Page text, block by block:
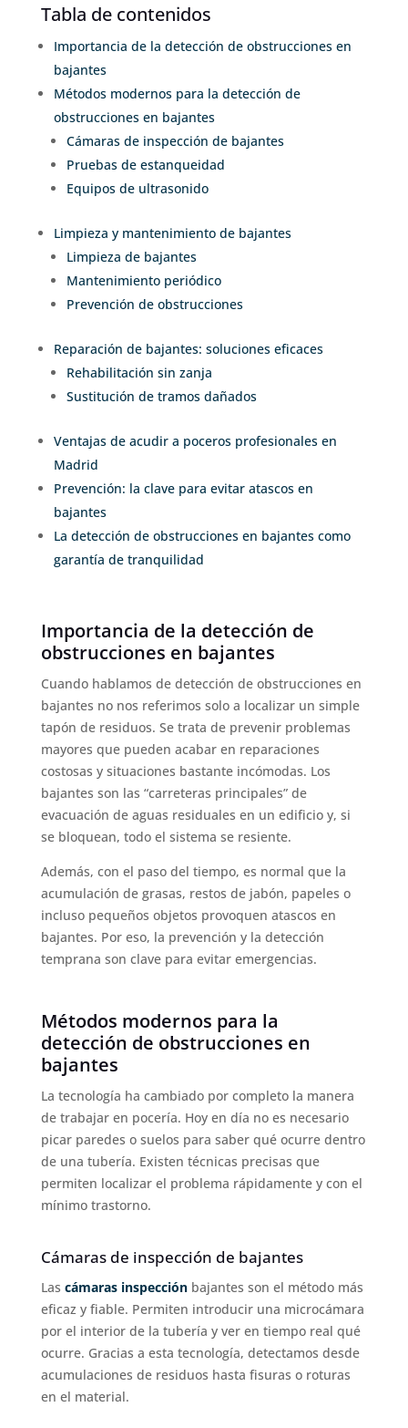
Tabla de contenidos
Importancia de la detección de obstrucciones en
bajantes
Métodos modernos para la detección de
obstrucciones en bajantes
Cámaras de inspección de bajantes
Pruebas de estanqueidad
Equipos de ultrasonido
Limpieza y mantenimiento de bajantes
Limpieza de bajantes
Mantenimiento periódico
Prevención de obstrucciones
Reparación de bajantes: soluciones eficaces
Rehabilitación sin zanja
Sustitución de tramos dañados
Ventajas de acudir a poceros profesionales en
Madrid
Prevención: la clave para evitar atascos en
bajantes
La detección de obstrucciones en bajantes como
garantía de tranquilidad
Importancia de la detección de
obstrucciones en bajantes
Cuando hablamos de detección de obstrucciones en
bajantes no nos referimos solo a localizar un simple
tapón de residuos. Se trata de prevenir problemas
mayores que pueden acabar en reparaciones
costosas y situaciones bastante incómodas. Los
bajantes son las “carreteras principales” de
evacuación de aguas residuales en un edificio y, si
se bloquean, todo el sistema se resiente.
Además, con el paso del tiempo, es normal que la
acumulación de grasas, restos de jabón, papeles o
incluso pequeños objetos provoquen atascos en
bajantes. Por eso, la prevención y la detección
temprana son clave para evitar emergencias.
Métodos modernos para la
detección de obstrucciones en
bajantes
La tecnología ha cambiado por completo la manera
de trabajar en pocería. Hoy en día no es necesario
picar paredes o suelos para saber qué ocurre dentro
de una tubería. Existen técnicas precisas que
permiten localizar el problema rápidamente y con el
mínimo trastorno.
Cámaras de inspección de bajantes
Las cámaras inspecciónbajantes son el método más
eficaz y fiable. Permiten introducir una microcámara
por el interior de la tubería y ver en tiempo real qué
ocurre. Gracias a esta tecnología, detectamos desde
acumulaciones de residuos hasta fisuras o roturas
en el material.